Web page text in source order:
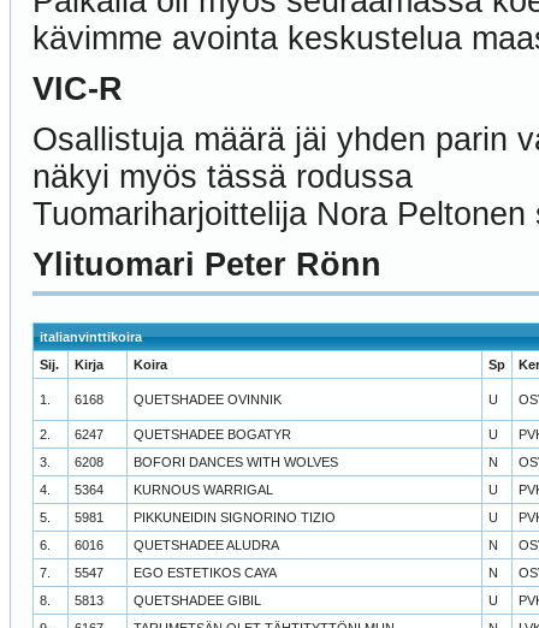
kävimme avointa keskustelua
VIC-R
Osallistuja määrä jäi yhden parin
näkyi myös tässä rodussa
Tuomariharjoittelija Nora
Ylituomari Peter Rönn
italianvinttikoira
Sij.
Kirja Koira Sp
1. 6168 QUETSHADEE OVINNIK U
2. 6247 QUETSHADEE BOGATYR U
3.
6208 BOFORI DANCES WITH WOLVES N
4.
5364 KURNOUS WARRIGAL U
5.
5981 PIKKUNEIDIN SIGNORINO TIZIO U
6.
6016 QUETSHADEE ALUDRA N
7.
5547 EGO ESTETIKOS CAYA N
8.
5813 QUETSHADEE GIBIL U